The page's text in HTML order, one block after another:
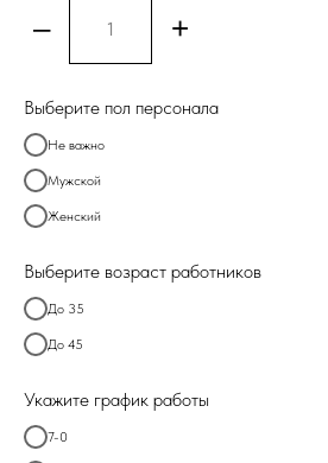
– +
Выберите пол персонала
Не важно
Мужской
Женский
Выберите возраст работников
До 35
До 45
Укажите график работы
7-0